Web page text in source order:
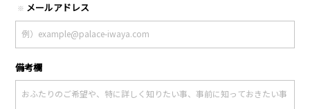
※ メールアドレス
備考欄